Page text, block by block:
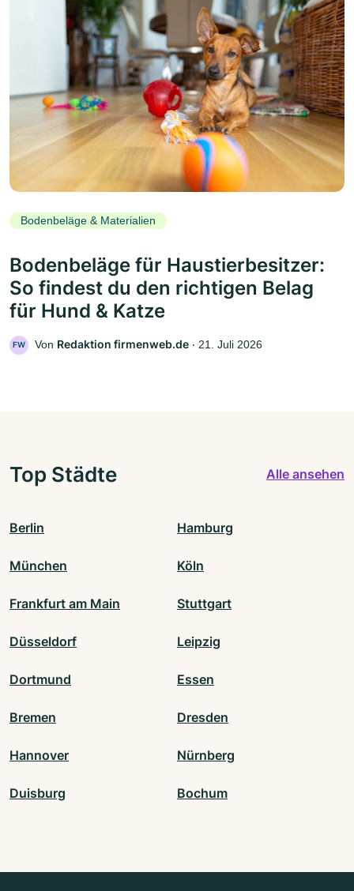
Bodenbeläge & Materialien
Bodenbeläge für Haustierbesitzer:
So findest du den richtigen Belag
für Hund & Katze
FW Von Redaktion firmenweb.de ‧ 21. Juli 2026
Top Städte Alle ansehen
Berlin Hamburg
München Köln
Frankfurt am Main Stuttgart
Düsseldorf Leipzig
Dortmund Essen
Bremen Dresden
Hannover Nürnberg
Duisburg Bochum